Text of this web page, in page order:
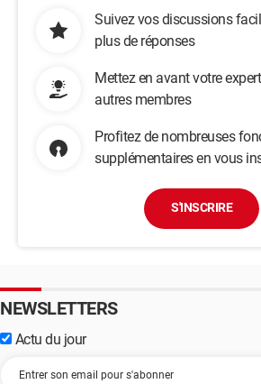
Suivez vos discussions
plus de réponses
Mettez en avant votre
autres membres
Profitez de nombreuses
supplémentaires en vous
S'INSCRIRE
NEWSLETTERS
Actu du jour